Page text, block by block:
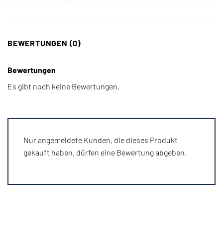
BEWERTUNGEN (0)
Bewertungen
Es gibt noch keine Bewertungen.
Nur angemeldete Kunden, die dieses Produkt
gekauft haben, dürfen eine Bewertung abgeben.